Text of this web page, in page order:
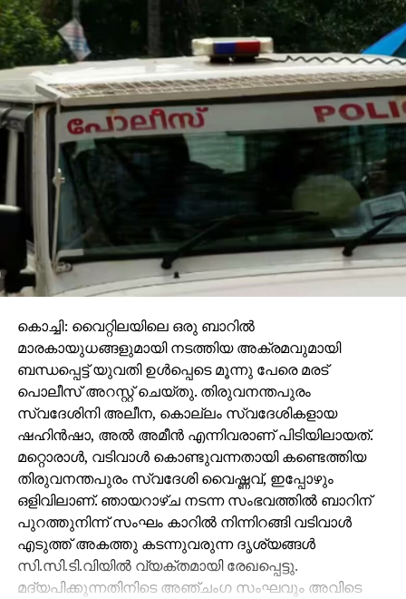
മാരകായുധങ്ങളുമായി നടത്തിയ അക്രമവുമായി
ബന്ധപ്പെട്ട് യുവതി ഉള്‍പ്പെടെ മൂന്നു പേരെ മരട്
പൊലീസ് അറസ്റ്റ് ചെയ്തു. തിരുവനന്തപുരം
സ്വദേശിനി അലീന, കൊല്ലം സ്വദേശികളായ
ഷഹിന്‍ഷാ, അല്‍ അമീന്‍ എന്നിവരാണ് പിടിയിലായത്.
മറ്റൊരാള്‍, വടിവാള്‍ കൊണ്ടുവന്നതായി കണ്ടെത്തിയ
തിരുവനന്തപുരം സ്വദേശി വൈഷ്ണവ്, ഇപ്പോഴും
ഒളിവിലാണ്. ഞായറാഴ്ച നടന്ന സംഭവത്തില്‍ ബാറിന്
പുറത്തുനിന്ന് സംഘം കാറില്‍ നിന്നിറങ്ങി വടിവാള്‍
എടുത്ത് അകത്തു കടന്നുവരുന്ന ദൃശ്യങ്ങള്‍
സി.സി.ടി.വിയില്‍ വ്യക്തമായി രേഖപ്പെട്ടു.
മദ്യപിക്കുന്നതിനിടെ അഞ്ചംഗ സംഘവും അവിടെ
എത്തിയ മറ്റൊരാളുമായി തര്‍ക്കത്തിലാകുകയായിരുന്നു